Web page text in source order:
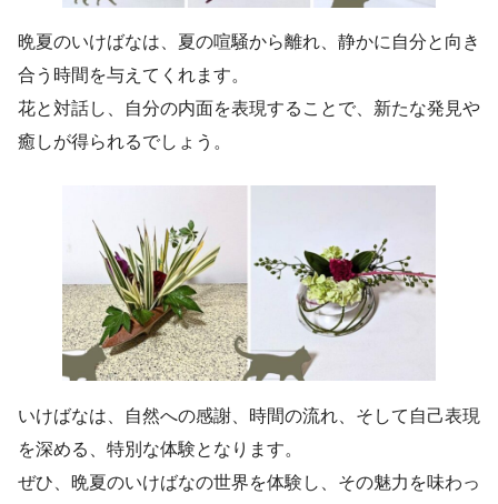
晩夏のいけばなは、夏の喧騒から離れ、静かに自分と向き
合う時間を与えてくれます。
花と対話し、自分の内面を表現することで、新たな発見や
癒しが得られるでしょう。
いけばなは、自然への感謝、時間の流れ、そして自己表現
を深める、特別な体験となります。
ぜひ、晩夏のいけばなの世界を体験し、その魅力を味わっ